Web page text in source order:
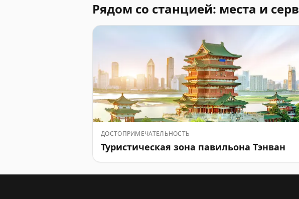
Рядом со станцией: места и
ДОСТОПРИМЕЧАТЕЛЬНОСТЬ
Туристическая зона павильона Тэнван